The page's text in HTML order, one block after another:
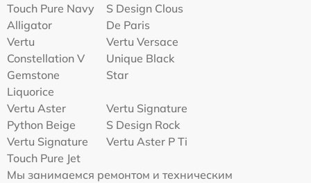
Touch Pure Navy
Alligator
S Design Clous
De Paris
Vertu
Constellation V
Gemstone
Liquorice
Vertu Versace
Unique Black
Star
Vertu Aster
Python Beige
Vertu Signature
S Design Rock
Vertu Signature
Touch Pure Jet
Vertu Aster P Ti
Мы занимаемся ремонтом и техническим